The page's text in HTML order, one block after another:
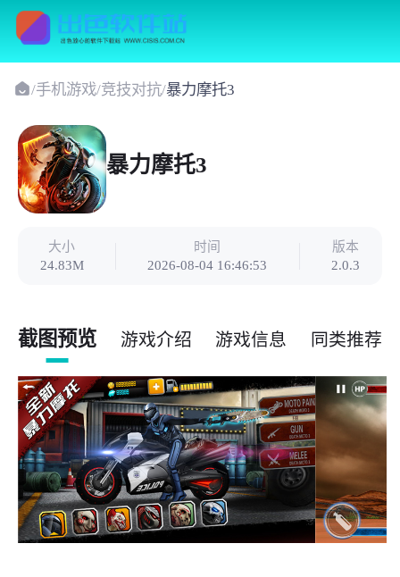
/手机游戏/竞技对抗/暴力摩托3
暴力摩托3
大小
24.83M
时间
2026-08-04 16:46:53
版本
2.0.3
截图预览 游戏介绍 游戏信息 同类推荐